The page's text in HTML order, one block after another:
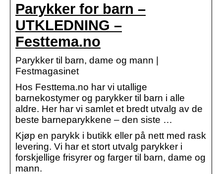
Parykker for barn –
UTKLEDNING –
Festtema.no
Parykker til barn, dame og mann |
Festmagasinet
Hos Festtema.no har vi utallige
barnekostymer og parykker til barn i alle
aldre. Her har vi samlet et bredt utvalg av de
beste barneparykkene – den siste …
Kjøp en parykk i butikk eller på nett med rask
levering. Vi har et stort utvalg parykker i
forskjellige frisyrer og farger til barn, dame og
mann.